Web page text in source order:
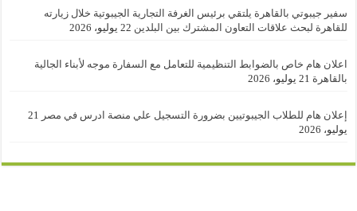
سفير جيبوتي بالقاهرة يلتقي برئيس الغرفة التجارية الجيبوتية خلال زيارته
للقاهرة لبحث علاقات التعاون المشترك بين البلدين 22 يوليو، 2026
اعلان هام خاص بالضوابط التنظيمية للتعامل مع السفارة موجه لأبناء الجالية
بالقاهرة 21 يوليو، 2026
إعلان هام للطلاب الجيبوتيين بضرورة التسجيل علي منصة ادرس في مصر
21
يوليو، 2026